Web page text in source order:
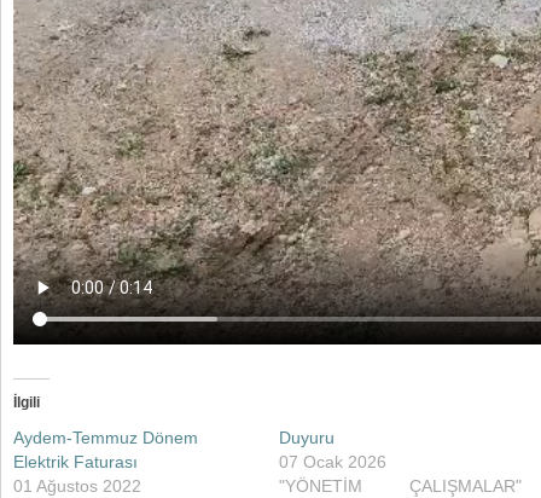
İlgili
Aydem-Temmuz Dönem
Elektrik Faturası
01 Ağustos 2022
Duyuru
07 Ocak 2026
"YÖNETİM ÇALIŞMALAR"